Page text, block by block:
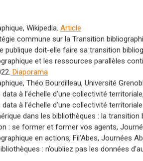
Wikipedia.Article
commune sur la Transition
publique doit-elle faire sa transition
et les ressources parallèles
Diaporama
Théo Bourdilleau, Université
data à l’échelle d’une collectivité
data à l’échelle d’une collectivité
dans les bibliothèques : la
: se former et former vos agents,
en actions, Fil’Abes, Journées
: n’oubliez pas les données